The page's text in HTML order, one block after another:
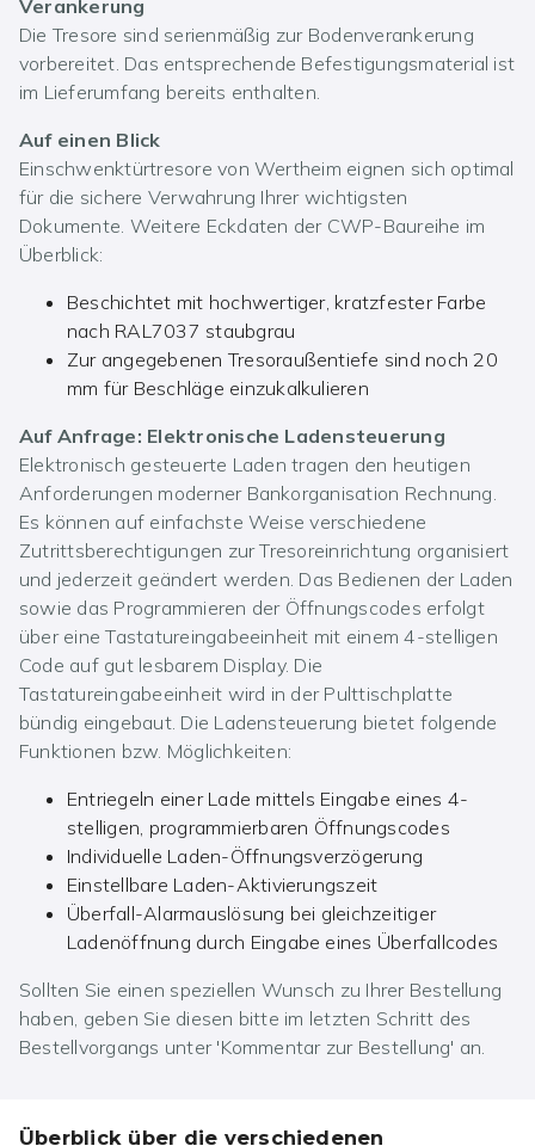
Verankerung
Die Tresore sind serienmäßig zur Bodenverankerung
vorbereitet. Das entsprechende Befestigungsmaterial ist
im Lieferumfang bereits enthalten.
Auf einen Blick
Einschwenktürtresore von Wertheim eignen sich optimal
für die sichere Verwahrung Ihrer wichtigsten
Dokumente. Weitere Eckdaten der CWP-Baureihe im
Überblick:
Beschichtet mit hochwertiger, kratzfester Farbe
nach RAL7037 staubgrau
Zur angegebenen Tresoraußentiefe sind noch 20
mm für Beschläge einzukalkulieren
Auf Anfrage: Elektronische Ladensteuerung
Elektronisch gesteuerte Laden tragen den heutigen
Anforderungen moderner Bankorganisation Rechnung.
Es können auf einfachste Weise verschiedene
Zutrittsberechtigungen zur Tresoreinrichtung organisiert
und jederzeit geändert werden. Das Bedienen der Laden
sowie das Programmieren der Öffnungscodes erfolgt
über eine Tastatureingabeeinheit mit einem 4-stelligen
Code auf gut lesbarem Display. Die
Tastatureingabeeinheit wird in der Pulttischplatte
bündig eingebaut. Die Ladensteuerung bietet folgende
Funktionen bzw. Möglichkeiten:
Entriegeln einer Lade mittels Eingabe eines 4-
stelligen, programmierbaren Öffnungscodes
Individuelle Laden-Öffnungsverzögerung
Einstellbare Laden-Aktivierungszeit
Überfall-Alarmauslösung bei gleichzeitiger
Ladenöffnung durch Eingabe eines Überfallcodes
Sollten Sie einen speziellen Wunsch zu Ihrer Bestellung
haben, geben Sie diesen bitte im letzten Schritt des
Bestellvorgangs unter 'Kommentar zur Bestellung' an.
Überblick über die verschiedenen